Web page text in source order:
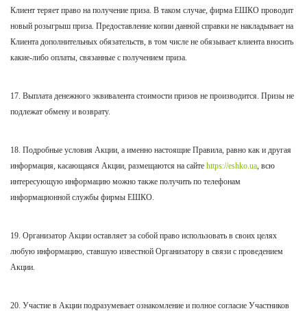
Клиент теряет право на получение приза. В таком случае, фирма ЕШКО проводит
новый розыгрыш приза. Предоставление копии данной справки не накладывает на
Клиента дополнительных обязательств, в том числе не обязывает клиента вносить
какие-либо оплаты, связанные с получением приза.
17. Выплата денежного эквивалента стоимости призов не производится. Призы не
подлежат обмену и возврату.
18. Подробные условия Акции, а именно настоящие Правила, равно как и другая
информация, касающаяся Акции, размещаются на сайте https://eshko.ua, всю
интересующую информацию можно также получить по телефонам
информационной службы фирмы ЕШКО.
19. Организатор Акции оставляет за собой право использовать в своих целях
любую информацию, ставшую известной Организатору в связи с проведением
Акции.
20. Участие в Акции подразумевает ознакомление и полное согласие Участников